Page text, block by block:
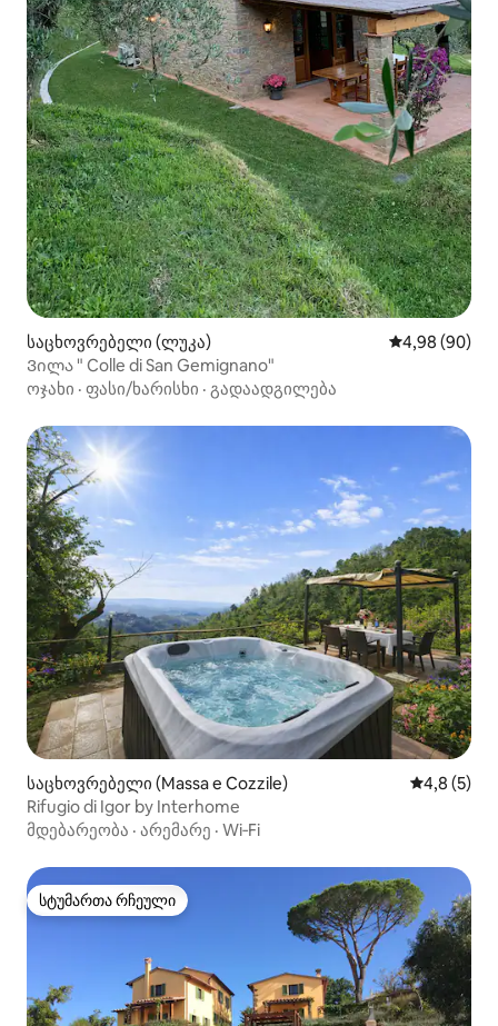
საცხოვრებელი (ლუკა) საშუალო
4,98 (90)
Ვილა " Colle di San Gemignano"
ოჯახი · ფასი/ხარისხი · გადაადგილება
საცხოვრებელი (Massa e Cozzile) საშუალო
4,8 (5)
Rifugio di Igor by Interhome
მდებარეობა · არემარე · Wi‑Fi
სტუმართა რჩეული
სტუმართა რჩეული